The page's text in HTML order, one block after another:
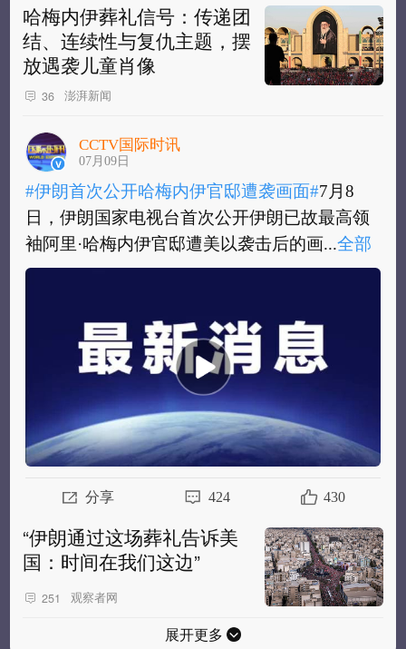
哈梅内伊葬礼信号：传递团
结、连续性与复仇主题，摆
放遇袭儿童肖像
36 澎湃新闻
CCTV国际时讯
07月09日
#伊朗首次公开哈梅内伊官邸遭袭画面#7月8
日，伊朗国家电视台首次公开伊朗已故最高领
袖阿里·哈梅内伊官邸遭美以袭击后的画...全部
#伊朗首次公开哈梅内伊官邸遭袭画面#7月8
袖阿里·哈梅内伊官邸遭美以袭击后的画面...
分享 424 430
“伊朗通过这场葬礼告诉美
国：时间在我们这边”
251 观察者网
展开更多